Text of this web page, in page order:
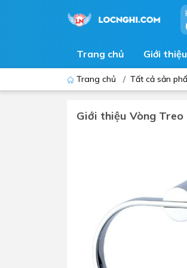
Trang chủ Giới thiệu
Vòi chậu - vòi hồ - vòi
Máy sấy tay
Lavabo tủ - Lavabo kính
Trang chủ / Tất cả sản
Giới thiệu Vòng Treo